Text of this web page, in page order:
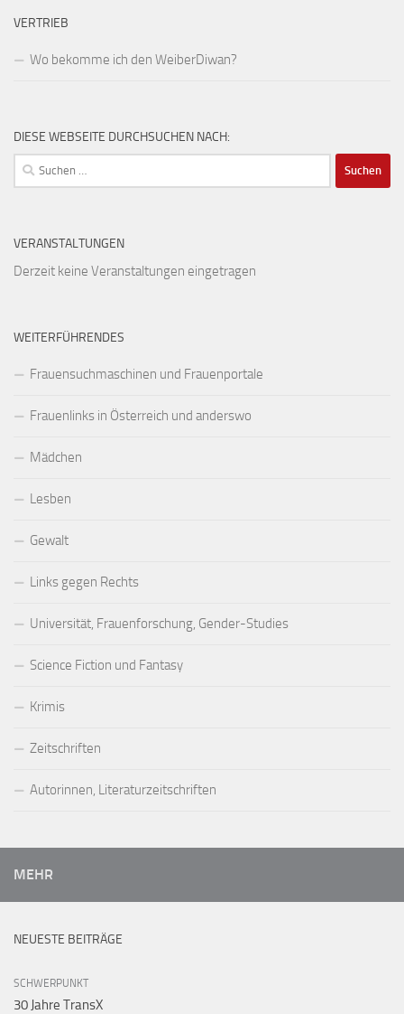
VERTRIEB
Wo bekomme ich den WeiberDiwan?
DIESE WEBSEITE DURCHSUCHEN NACH:
Suchen
nach:
VERANSTALTUNGEN
Derzeit keine Veranstaltungen eingetragen
WEITERFÜHRENDES
Frauensuchmaschinen und Frauenportale
Frauenlinks in Österreich und anderswo
Mädchen
Lesben
Gewalt
Links gegen Rechts
Universität, Frauenforschung, Gender-Studies
Science Fiction und Fantasy
Krimis
Zeitschriften
Autorinnen, Literaturzeitschriften
MEHR
NEUESTE BEITRÄGE
SCHWERPUNKT
30 Jahre TransX